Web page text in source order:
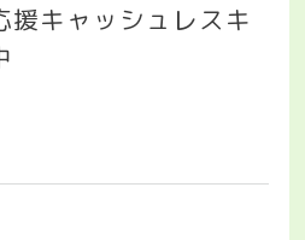
援キャッシュレスキ